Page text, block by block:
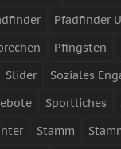
Pfadfinder
Pfingsten
Slider
Soziales
Sportliches
Stamm